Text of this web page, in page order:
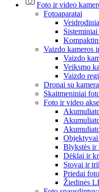
Foto ir video
Fotoaparatai
Vaizdo kameros
Vaizdo
Veiksmo
Vaizdo
Dronai su kamera
Skaitmeniniai
Foto ir video
Blykstės ir
Dėklai ir
Stovai ir
Priedai
Žiedinės